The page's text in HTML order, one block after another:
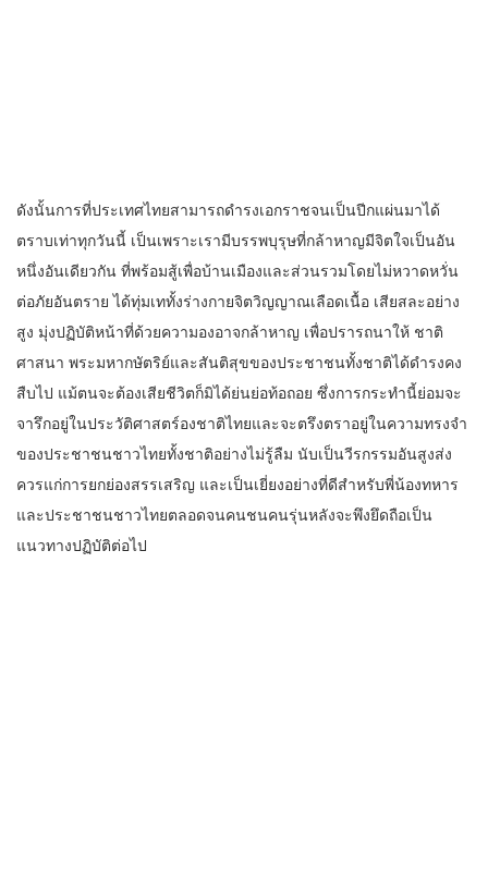
ดังนั้นการที่ประเทศไทยสามารถดำรงเอกราชจนเป็นปีกแผ่นมาได้
ตราบเท่าทุกวันนี้ เป็นเพราะเรามีบรรพบุรุษที่กล้าหาญมีจิตใจเป็นอัน
หนึ่งอันเดียวกัน ที่พร้อมสู้เพื่อบ้านเมืองและส่วนรวมโดยไม่หวาดหวั่น
ต่อภัยอันตราย ได้ทุ่มเททั้งร่างกายจิตวิญญาณเลือดเนื้อ เสียสละอย่าง
สูง มุ่งปฏิบัติหน้าที่ด้วยความองอาจกล้าหาญ เพื่อปรารถนาให้ ชาติ
ศาสนา พระมหากษัตริย์และสันติสุขของประชาชนทั้งชาติได้ดำรงคง
สืบไป แม้ตนจะต้องเสียชีวิตก็มิได้ย่นย่อท้อถอย ซึ่งการกระทำนี้ย่อมจะ
จารึกอยู่ในประวัติศาสตร์องชาติไทยและจะตรึงตราอยู่ในความทรงจำ
ของประชาชนชาวไทยทั้งชาติอย่างไม่รู้ลืม นับเป็นวีรกรรมอันสูงส่ง
ควรแก่การยกย่องสรรเสริญ และเป็นเยี่ยงอย่างที่ดีสำหรับพี่น้องทหาร
และประชาชนชาวไทยตลอดจนคนชนคนรุ่นหลังจะพึงยึดถือเป็น
แนวทางปฏิบัติต่อไป